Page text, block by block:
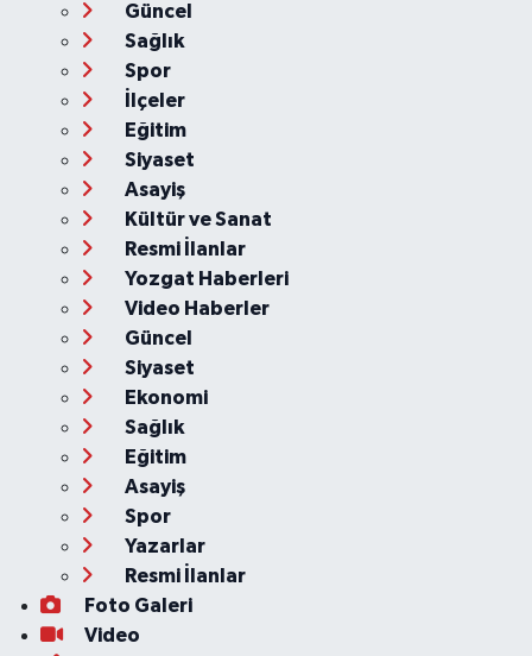
Güncel
Sağlık
Spor
İlçeler
Eğitim
Siyaset
Asayiş
Kültür ve Sanat
Resmi İlanlar
Yozgat Haberleri
Video Haberler
Güncel
Siyaset
Ekonomi
Sağlık
Eğitim
Asayiş
Spor
Yazarlar
Resmi İlanlar
Foto Galeri
Video